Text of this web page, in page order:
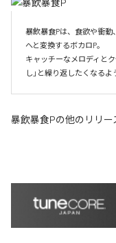
暴飲暴食Pは、食欲や衝
へと変換するボカロP。
キャッチーなメロディとク
し」と繰り返したくなる
暴飲暴食Pの他のリリー